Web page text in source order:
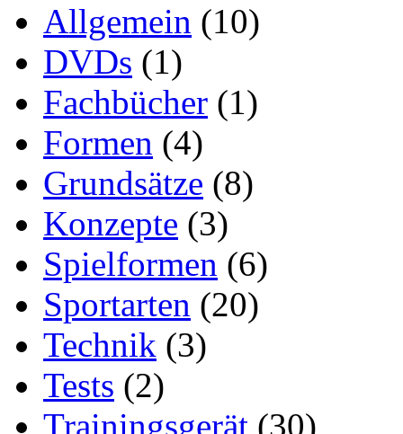
Allgemein (10)
DVDs (1)
Fachbücher (1)
Formen (4)
Grundsätze (8)
Konzepte (3)
Spielformen (6)
Sportarten (20)
Technik (3)
Tests (2)
Trainingsgerät (30)